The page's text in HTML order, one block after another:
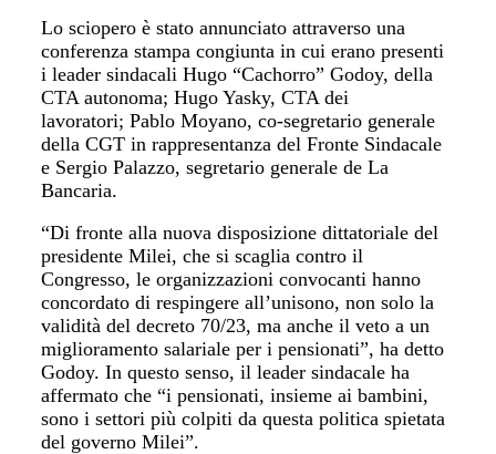
Lo sciopero è stato annunciato attraverso una
conferenza stampa congiuntain cui erano presenti
i leader sindacaliHugo “Cachorro” Godoy, della
CTA autonoma; Hugo Yasky, CTA dei
lavoratori;Pablo Moyano, co-segretario generale
della CGT in rappresentanza del Fronte Sindacale
e Sergio Palazzo, segretario generale de La
Bancaria.
“Di fronte alla nuova disposizione dittatoriale del
presidente Milei, che si scaglia contro il
Congresso, le organizzazioni convocanti hanno
concordato di respingere all’unisono, non solo la
validità del decreto 70/23, ma anche il veto a un
miglioramento salariale per i pensionati”, ha detto
Godoy. In questo senso, il leader sindacale ha
affermato che “i pensionati, insieme ai bambini,
sono i settori più colpiti da questa politica spietata
del governo Milei”.